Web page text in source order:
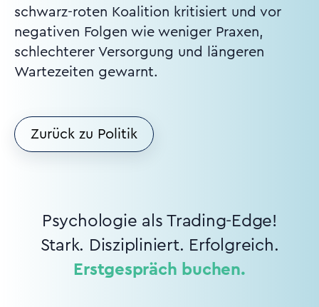
schwarz-roten Koalition kritisiert und vor
negativen Folgen wie weniger Praxen,
schlechterer Versorgung und längeren
Wartezeiten gewarnt.
Zurück zu Politik
Psychologie als Trading-Edge!
Stark. Diszipliniert. Erfolgreich.
Erstgespräch buchen.